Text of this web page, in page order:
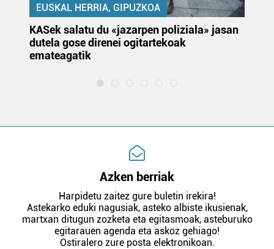
EUSKAL HERRIA, GIPUZKOA
KASek salatu du «jazarpen poliziala» jasan
dutela gose direnei ogitartekoak
emateagatik
Azken berriak
Harpidetu zaitez gure buletin irekira!
Astekarko eduki nagusiak, asteko albiste ikusienak,
martxan ditugun zozketa eta egitasmoak, asteburuko
egitarauen agenda eta askoz gehiago!
Ostiralero zure posta elektronikoan.